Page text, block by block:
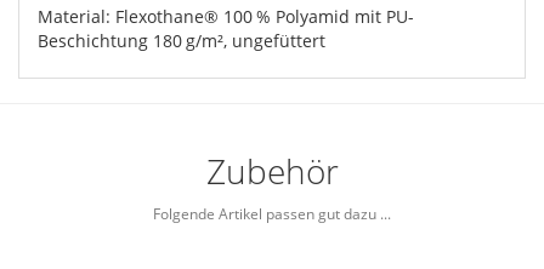
Material: Flexothane® 100 % Polyamid mit PU-
Beschichtung 180 g/m², ungefüttert
Zubehör
Folgende Artikel passen gut dazu ...